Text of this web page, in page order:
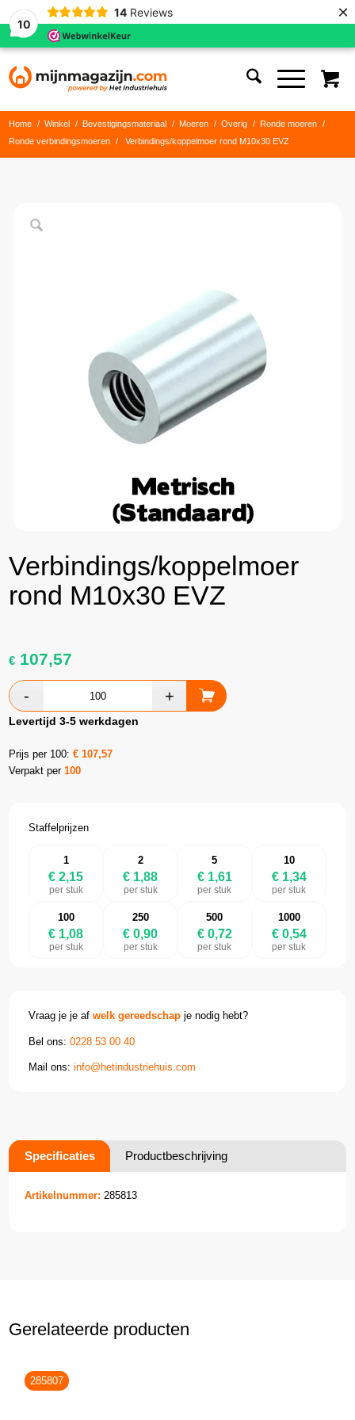
10
14 Reviews ×
Home / Winkel / Bevestigingsmateriaal / Moeren / Overig / Ronde moeren
/
Ronde verbindingsmoeren
/ Verbindings/koppelmoer rond M10x30 EVZ
Verbindings/koppelmoer
rond M10x30 EVZ
€ 107,57
Levertijd 3-5 werkdagen
Prijs per 100:€107,57
Verpakt per100
Staffelprijzen
1
€ 2,15
per stuk
2
€ 1,88
per stuk
5
€ 1,61
per stuk
10
€ 1,34
per stuk
100
€ 1,08
per stuk
250
€ 0,90
per stuk
500
€ 0,72
per stuk
1000
€ 0,54
per stuk
Vraag je je afwelk gereedschap je nodig hebt?
Bel ons:0228 53 00 40
Mail ons:info@hetindustriehuis.com
Specificaties Productbeschrijving
Artikelnummer: 285813
Gerelateerde producten
285807